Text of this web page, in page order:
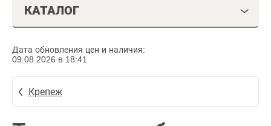
КАТАЛОГ
Дата обновления цен и наличия:
09.08.2026 в 18:41
Крепеж